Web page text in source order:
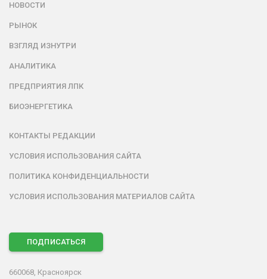
НОВОСТИ
РЫНОК
ВЗГЛЯД ИЗНУТРИ
АНАЛИТИКА
ПРЕДПРИЯТИЯ ЛПК
БИОЭНЕРГЕТИКА
КОНТАКТЫ РЕДАКЦИИ
УСЛОВИЯ ИСПОЛЬЗОВАНИЯ САЙТА
ПОЛИТИКА КОНФИДЕНЦИАЛЬНОСТИ
УСЛОВИЯ ИСПОЛЬЗОВАНИЯ МАТЕРИАЛОВ САЙТА
ПОДПИСАТЬСЯ
660068, Красноярск